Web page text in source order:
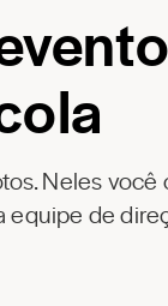
Neles você
equipe de